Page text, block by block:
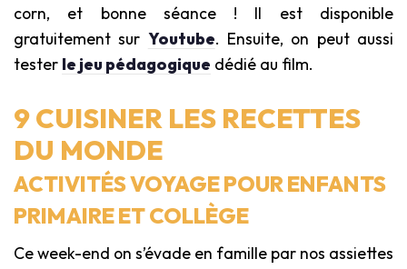
corn, et bonne séance ! Il est disponible
gratuitement sur Youtube. Ensuite, on peut aussi
tester le jeu pédagogique dédié au film.
9 CUISINER LES RECETTES
DU MONDE
ACTIVITÉS VOYAGE POUR ENFANTS
PRIMAIRE ET COLLÈGE
Ce week-end on s’évade en famille par nos assiettes